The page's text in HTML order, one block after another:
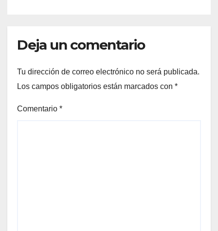
Deja un comentario
Tu dirección de correo electrónico no será publicada.
Los campos obligatorios están marcados con *
Comentario *